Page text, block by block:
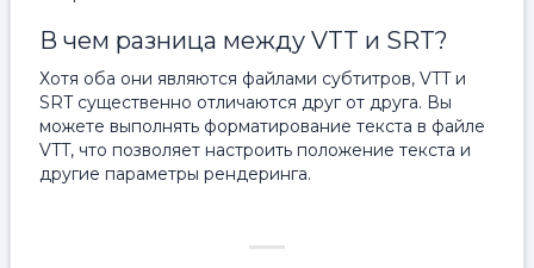
В чем разница между VTT и SRT?
Хотя оба они являются файлами субтитров, VTT и
SRT существенно отличаются друг от друга. Вы
можете выполнять форматирование текста в файле
VTT, что позволяет настроить положение текста и
другие параметры рендеринга.